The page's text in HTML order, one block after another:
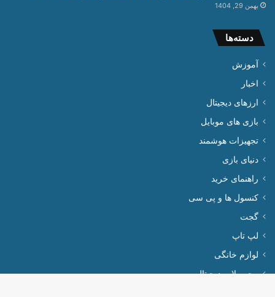
بهمن 29, 1404
دسته‌ها
آموزش
اخبار
ارزهای دیجیتال
بازی های موبایل
تجهیزات هوشمند
دنیای بازی
راهنمای خرید
کنسول ها و پی سی
گجت
لپ تاپ
لوازم خانگی
محصولات دیجیتال